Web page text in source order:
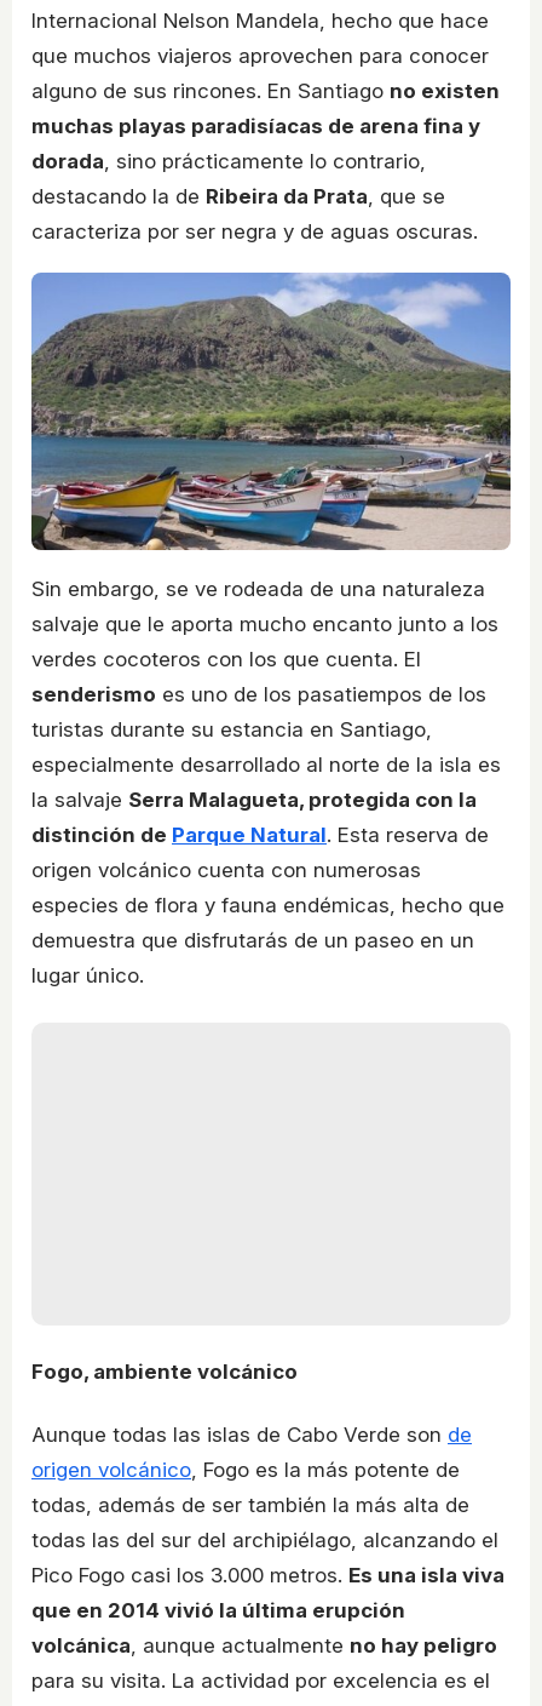
Internacional Nelson Mandela, hecho que hace
que muchos viajeros aprovechen para conocer
alguno de sus rincones. En Santiago no existen
muchas playas paradisíacas de arena fina y
dorada, sino prácticamente lo contrario,
destacando la de Ribeira da Prata, que se
caracteriza por ser negra y de aguas oscuras.
Sin embargo, se ve rodeada de una naturaleza
salvaje que le aporta mucho encanto junto a los
verdes cocoteros con los que cuenta. El
senderismo es uno de los pasatiempos de los
turistas durante su estancia en Santiago,
especialmente desarrollado al norte de la isla es
la salvaje Serra Malagueta, protegida con la
distinción de Parque Natural. Esta reserva de
origen volcánico cuenta con numerosas
especies de flora y fauna endémicas, hecho que
demuestra que disfrutarás de un paseo en un
lugar único.
Fogo, ambiente volcánico
Aunque todas las islas de Cabo Verde son de
origen volcánico , Fogo es la más potente de
todas, además de ser también la más alta de
todas las del sur del archipiélago, alcanzando el
Pico Fogo casi los 3.000 metros. Es una isla viva
que en 2014 vivió la última erupción
volcánica , aunque actualmente no hay peligro
para su visita. La actividad por excelencia es el